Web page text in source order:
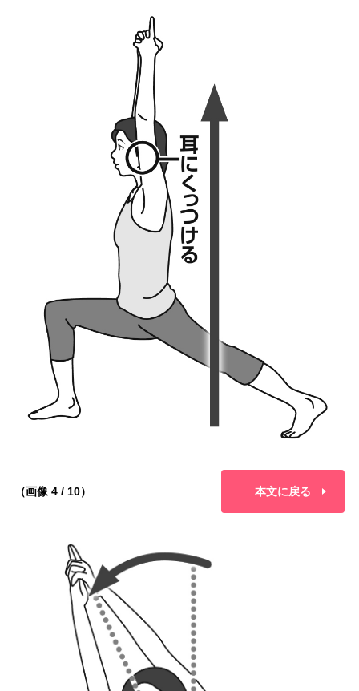
（画像 4 / 10） 本文に戻る